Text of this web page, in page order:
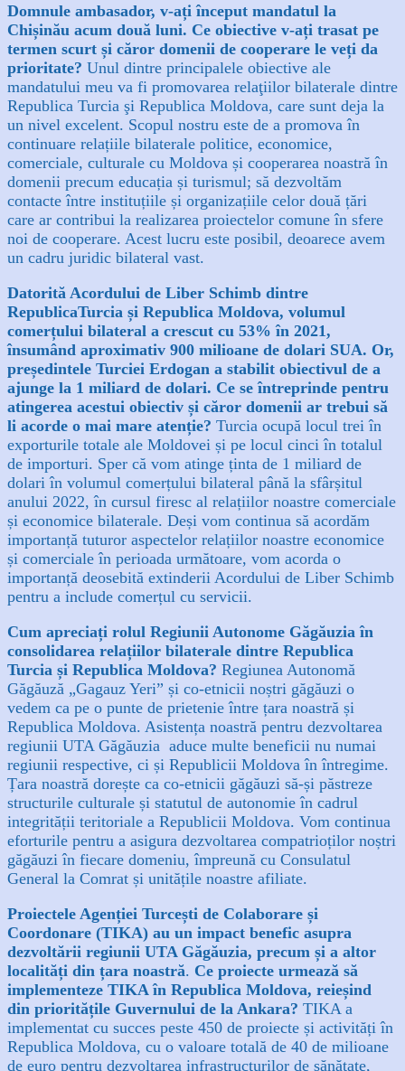
Domnule ambasador, v-ați început mandatul la
Chișinău acum două luni. Ce obiective v-ați trasat pe
termen scurt și căror domenii de cooperare le veți da
prioritate? Unul dintre principalele obiective ale
mandatului meu va fi promovarea relaţiilor bilaterale dintre
Republica Turcia şi Republica Moldova, care sunt deja la
un nivel excelent. Scopul nostru este de a promova în
continuare relațiile bilaterale politice, economice,
comerciale, culturale cu Moldova și cooperarea noastră în
domenii precum educația și turismul; să dezvoltăm
contacte între instituțiile și organizațiile celor două țări
care ar contribui la realizarea proiectelor comune în sfere
noi de cooperare. Acest lucru este posibil, deoarece avem
un cadru juridic bilateral vast.
Datorită Acordului de Liber Schimb dintre
RepublicaTurcia și Republica Moldova, volumul
comerțului bilateral a crescut cu 53% în 2021,
însumând aproximativ 900 milioane de dolari SUA. Or,
președintele Turciei Erdogan a stabilit obiectivul de a
ajunge la 1 miliard de dolari. Ce se întreprinde pentru
atingerea acestui obiectiv și căror domenii ar trebui să
li acorde o mai mare atenție? Turcia ocupă locul trei în
exporturile totale ale Moldovei și pe locul cinci în totalul
de importuri. Sper că vom atinge ținta de 1 miliard de
dolari în volumul comerțului bilateral până la sfârșitul
anului 2022, în cursul firesc al relațiilor noastre comerciale
și economice bilaterale. Deși vom continua să acordăm
importanță tuturor aspectelor relațiilor noastre economice
și comerciale în perioada următoare, vom acorda o
importanță deosebită extinderii Acordului de Liber Schimb
pentru a include comerțul cu servicii.
Cum apreciați rolul Regiunii Autonome Găgăuzia în
consolidarea relațiilor bilaterale dintre Republica
Turcia și Republica Moldova? Regiunea Autonomă
Găgăuză „Gagauz Yeri” și co-etnicii noștri găgăuzi o
vedem ca pe o punte de prietenie între țara noastră și
Republica Moldova. Asistența noastră pentru dezvoltarea
regiunii UTA Găgăuzia aduce multe beneficii nu numai
regiunii respective, ci și Republicii Moldova în întregime.
Țara noastră dorește ca co-etnicii găgăuzi să-și păstreze
structurile culturale și statutul de autonomie în cadrul
integrității teritoriale a Republicii Moldova. Vom continua
eforturile pentru a asigura dezvoltarea compatrioților noștri
găgăuzi în fiecare domeniu, împreună cu Consulatul
General la Comrat și unitățile noastre afiliate.
Proiectele Agenției Turcești de Colaborare și
Coordonare (TIKA) au un impact benefic asupra
dezvoltării regiunii UTA Găgăuzia, precum și a altor
localități din țara noastră. Ce proiecte urmează să
implementeze TIKA în Republica Moldova, reieșind
din prioritățile Guvernului de la Ankara? TIKA a
implementat cu succes peste 450 de proiecte și activități în
Republica Moldova, cu o valoare totală de 40 de milioane
de euro pentru dezvoltarea infrastructurilor de sănătate,